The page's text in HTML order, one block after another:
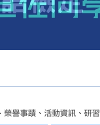
譽事蹟、活動資訊、研